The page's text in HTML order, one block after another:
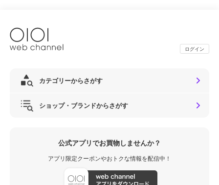
ログイン
カテゴリーからさがす
ショップ・ブランドからさがす
公式アプリでお買物しませんか？
アプリ限定クーポンやおトクな情報を配信中！